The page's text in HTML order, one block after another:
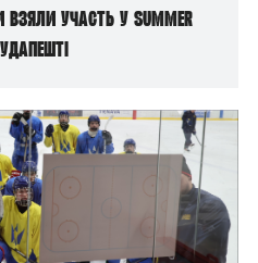
взяли участь у Summer